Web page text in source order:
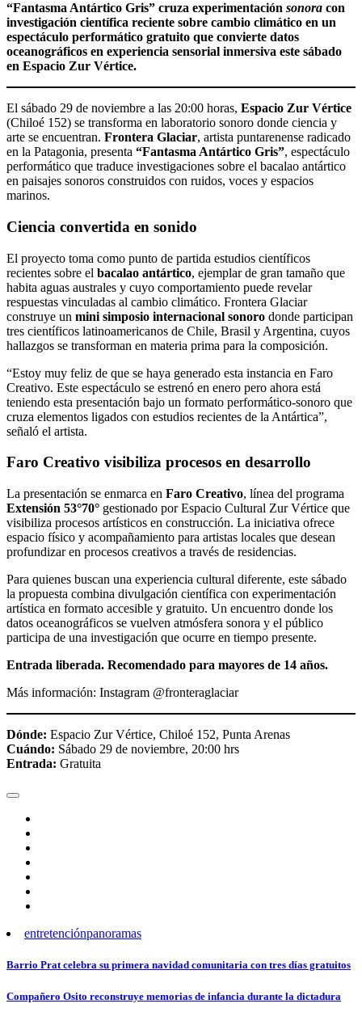
“Fantasma Antártico Gris” cruza experimentación sonora con
investigación científica reciente sobre cambio climático en un
espectáculo performático gratuito que convierte datos
oceanográficos en experiencia sensorial inmersiva este sábado
en Espacio Zur Vértice.
El sábado 29 de noviembre a las 20:00 horas, Espacio Zur Vértice
(Chiloé 152) se transforma en laboratorio sonoro donde ciencia y
arte se encuentran. Frontera Glaciar, artista puntarenense radicado
en la Patagonia, presenta “Fantasma Antártico Gris”, espectáculo
performático que traduce investigaciones sobre el bacalao antártico
en paisajes sonoros construidos con ruidos, voces y espacios
marinos.
Ciencia convertida en sonido
El proyecto toma como punto de partida estudios científicos
recientes sobre el bacalao antártico, ejemplar de gran tamaño que
habita aguas australes y cuyo comportamiento puede revelar
respuestas vinculadas al cambio climático. Frontera Glaciar
construye un mini simposio internacional sonoro donde participan
tres científicos latinoamericanos de Chile, Brasil y Argentina, cuyos
hallazgos se transforman en materia prima para la composición.
“Estoy muy feliz de que se haya generado esta instancia en Faro
Creativo. Este espectáculo se estrenó en enero pero ahora está
teniendo esta presentación bajo un formato performático-sonoro que
cruza elementos ligados con estudios recientes de la Antártica”,
señaló el artista.
Faro Creativo visibiliza procesos en desarrollo
La presentación se enmarca en Faro Creativo, línea del programa
Extensión 53°70° gestionado por Espacio Cultural Zur Vértice que
visibiliza procesos artísticos en construcción. La iniciativa ofrece
espacio físico y acompañamiento para artistas locales que desean
profundizar en procesos creativos a través de residencias.
Para quienes buscan una experiencia cultural diferente, este sábado
la propuesta combina divulgación científica con experimentación
artística en formato accesible y gratuito. Un encuentro donde los
datos oceanográficos se vuelven atmósfera sonora y el público
participa de una investigación que ocurre en tiempo presente.
Entrada liberada. Recomendado para mayores de 14 años.
Más información: Instagram @fronteraglaciar
Dónde: Espacio Zur Vértice, Chiloé 152, Punta Arenas
Cuándo: Sábado 29 de noviembre, 20:00 hrs
Entrada: Gratuita
entretenciónpanoramas
Navegación
de
Barrio Prat celebra su primera navidad comunitaria con tres días gratuitos
Compañero Osito reconstruye memorias de infancia durante la dictadura